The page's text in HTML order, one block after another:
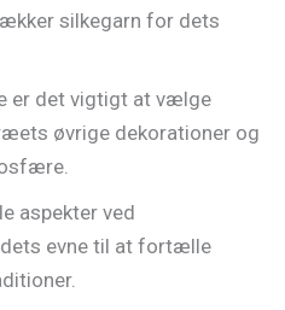
silkegarn for dets
er det vigtigt at vælge
øvrige dekorationer og
aspekter ved
evne til at fortælle